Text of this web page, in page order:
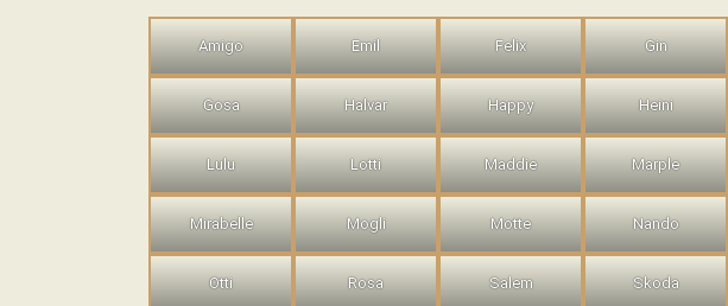
Amigo Emil Felix Gin
Gosa Halvar Happy Heini
Lulu Lotti Maddie Marple
Mirabelle Mogli Motte Nando
Otti Rosa Salem Skoda